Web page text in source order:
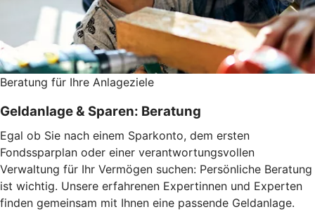
Beratung für Ihre Anlageziele
Geldanlage & Sparen: Beratung
Egal ob Sie nach einem Sparkonto, dem ersten
Fondssparplan oder einer verantwortungsvollen
Verwaltung für Ihr Vermögen suchen: Persönliche Beratung
ist wichtig. Unsere erfahrenen Expertinnen und Experten
finden gemeinsam mit Ihnen eine passende Geldanlage.